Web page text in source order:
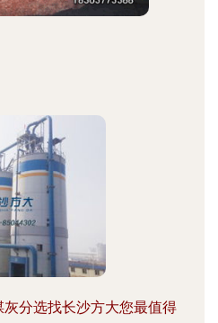
分选找长沙方大您最值得